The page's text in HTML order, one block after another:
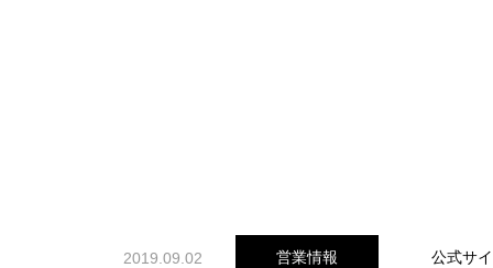
2019.09.02 営業情報 公式サ